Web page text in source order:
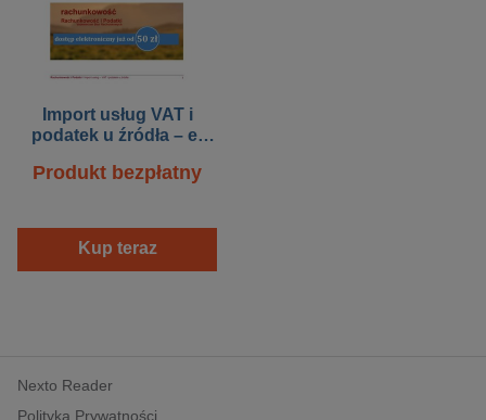
religie
Import usług VAT i
podatek u źródła – e-
Produkt bezpłatny
Kup teraz
Nexto Reader
Polityka Prywatności